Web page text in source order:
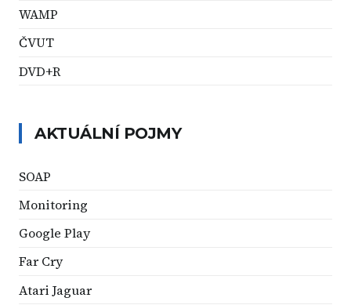
WAMP
ČVUT
DVD+R
AKTUÁLNÍ POJMY
SOAP
Monitoring
Google Play
Far Cry
Atari Jaguar